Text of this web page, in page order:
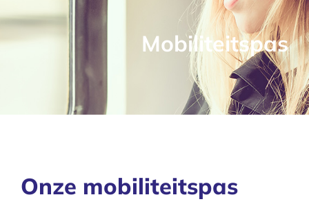
Mobiliteitspas
Onze mobiliteitspas